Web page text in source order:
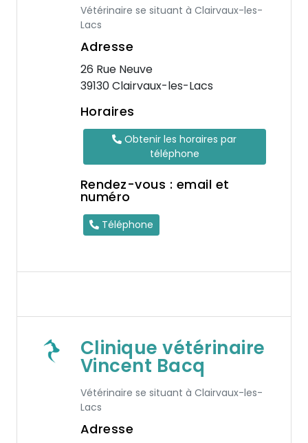
Vétérinaire se situant à Clairvaux-les-
Lacs
Adresse
26 Rue Neuve
39130 Clairvaux-les-Lacs
Horaires
Obtenir les horaires par
téléphone
Rendez-vous : email et
numéro
Téléphone
Clinique vétérinaire
Vincent Bacq
Vétérinaire se situant à Clairvaux-les-
Lacs
Adresse